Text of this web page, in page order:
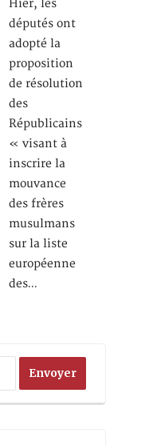
Hier, les
députés ont
adopté la
proposition
de résolution
des
Républicains
« visant à
inscrire la
mouvance
des frères
musulmans
sur la liste
européenne
des…